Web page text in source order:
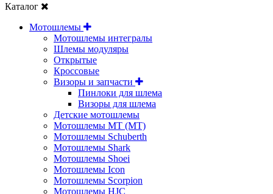
Каталог
Мотошлемы
Мотошлемы интегралы
Шлемы модуляры
Открытые
Кросcовые
Визоры и запчасти
Пинлоки для шлема
Визоры для шлема
Детские мотошлемы
Мотошлемы MT (МТ)
Мотошлемы Schuberth
Мотошлемы Shark
Мотошлемы Shoei
Мотошлемы Icon
Мотошлемы Scorpion
Мотошлемы HJC